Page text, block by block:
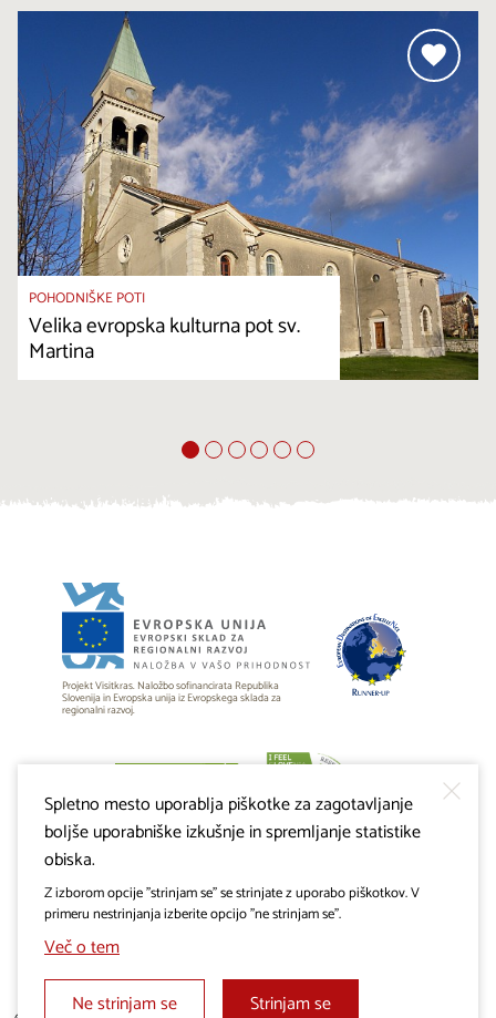
POHODNIŠKE POTI
Velika evropska kulturna pot sv.
Martina
Projekt Visitkras. Naložbo sofinancirata Republika
Slovenija in Evropska unija iz Evropskega sklada za
regionalni razvoj.
Spletno mesto uporablja piškotke za zagotavljanje
boljše uporabniške izkušnje in spremljanje statistike
obiska.
Z izborom opcije "strinjam se" se strinjate z uporabo piškotkov. V
primeru nestrinjanja izberite opcijo "ne strinjam se".
Več o tem
Ne strinjam se
Strinjam se